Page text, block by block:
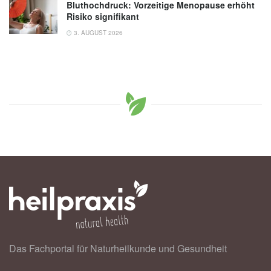
Bluthochdruck: Vorzeitige Menopause erhöht
Risiko signifikant
3. AUGUST 2026
Das Fachportal für Naturheilkunde und Gesundheit